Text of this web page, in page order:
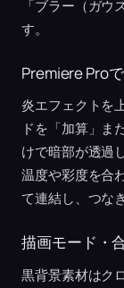
「ブラー（ガ
す。
Premiere Pro
炎エフェクトを
ドを「加算」ま
けで暗部が透過
温度や彩度を合
て連結し、つな
描画モード・
黒背景素材はク